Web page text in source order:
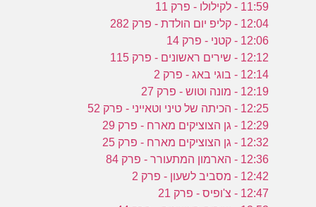
11:59 - לקילולו - פרק 11
12:04 - קליפ יום הולדת - פרק 282
12:06 - קטני - פרק 14
12:12 - שירים ראשונים - פרק 115
12:14 - בוגי באג - פרק 2
12:19 - מונה וטוש - פרק 27
12:25 - הכיתה של טיני וטאייני - פרק 52
12:29 - גן הצוציקים מארח - פרק 29
12:32 - גן הצוציקים מארח - פרק 25
12:36 - הארמון המתעורר - פרק 84
12:42 - מסביב לשעון - פרק 2
12:47 - צ'ופיס - פרק 21